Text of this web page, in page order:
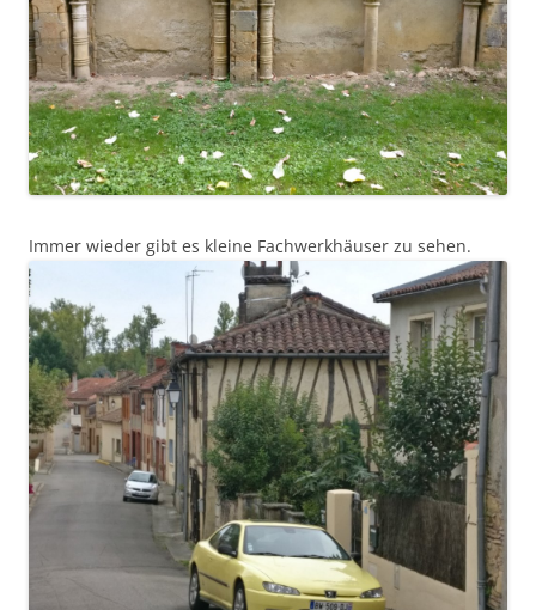
Immer wieder gibt es kleine Fachwerkhäuser zu sehen.